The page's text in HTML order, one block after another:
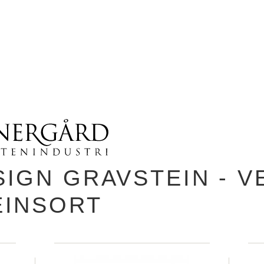
GRAVSTEIN -